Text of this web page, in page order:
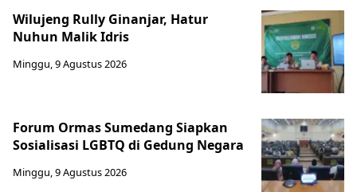
Wilujeng Rully Ginanjar, Hatur
Nuhun Malik Idris
Minggu, 9 Agustus 2026
Forum Ormas Sumedang Siapkan
Sosialisasi LGBTQ di Gedung Negara
Minggu, 9 Agustus 2026